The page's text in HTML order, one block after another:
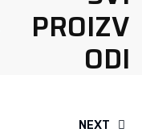
PROIZV
ODI
NEXT